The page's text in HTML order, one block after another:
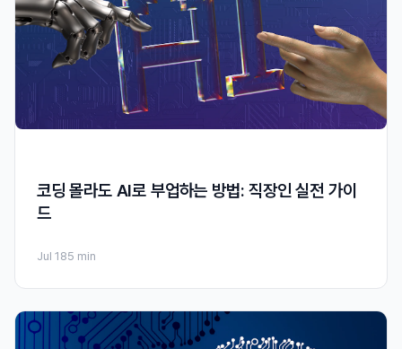
코딩 몰라도 AI로 부업하는 방법: 직장인 실전 가이
드
Jul 185 min